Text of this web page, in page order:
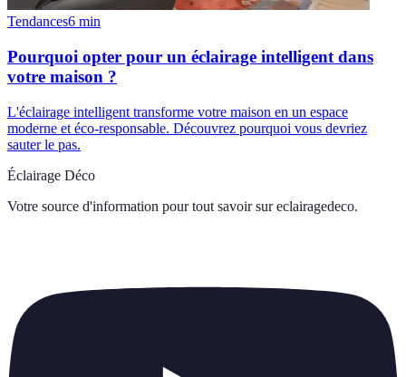
Tendances6 min
Pourquoi opter pour un éclairage intelligent dans
votre maison ?
L'éclairage intelligent transforme votre maison en un espace
moderne et éco-responsable. Découvrez pourquoi vous devriez
sauter le pas.
Éclairage Déco
Votre source d'information pour tout savoir sur eclairagedeco.